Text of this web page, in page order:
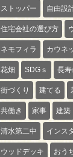
ストッパー 自由設
住宅会社の選び方
ネモフィラ カウネ
花畑 SDGｓ 長
街づくり 建てる
共働き 家事 建築
清水第二中 インス
ウッドデッキ おう